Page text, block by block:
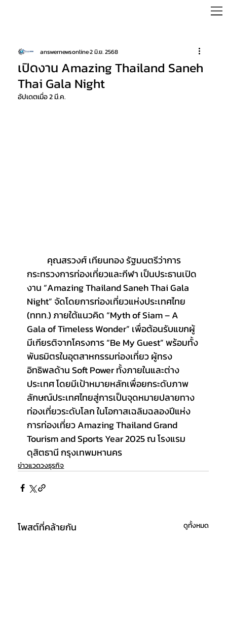
เปิดงาน Amazing Thailand Saneh
Thai Gala Night
answernewsonline2 มิ.ย. 2568
อัปเดตเมื่อ2 มี.ค.
กระทรวงการท่องเที่ยวและกีฬา เป็นประธานเปิด
งาน “Amazing Thailand Saneh Thai Gala
Night” จัดโดยการท่องเที่ยวแห่งประเทศไทย
(ททท.) ภายใต้แนวคิด “Myth of Siam – A
Gala of Timeless Wonder” เพื่อต้อนรับแขกผู้
มีเกียรติจากโครงการ “Be My Guest” พร้อมทั้ง
พันธมิตรในอุตสาหกรรมท่องเที่ยว ผู้ทรง
อิทธิพลด้าน Soft Power ทั้งภายในและต่าง
ประเทศ โดยมีเป้าหมายหลักเพื่อยกระดับภาพ
ลักษณ์ประเทศไทยสู่การเป็นจุดหมายปลายทาง
ท่องเที่ยวระดับโลก ในโอกาสเฉลิมฉลองปีแห่ง
การท่องเที่ยว Amazing Thailand Grand
Tourism and Sports Year 2025 ณ โรงแรม
ดุสิตธานี กรุงเทพมหานคร
ข่าวแวดวงธุรกิจ
โพสต์ที่คล้ายกัน ดูทั้งหมด